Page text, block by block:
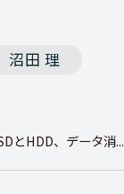
沼田 理
とHDD、データ消...